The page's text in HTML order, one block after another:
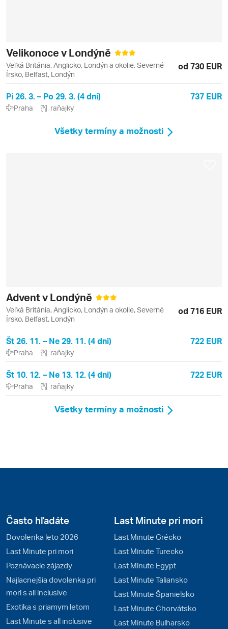
Velikonoce v Londýně
Veľká Británia, Anglicko, Londýn a okolie, Severné
Írsko, Belfast, Londýn
od 730 EUR
Pi 26. 3. – Po 29. 3. (4 dni) 737 EUR
Praha raňajky
Všetky termíny a možnosti
Advent v Londýně
Veľká Británia, Anglicko, Londýn a okolie, Severné
Írsko, Belfast, Londýn
od 716 EUR
Št 26. 11. – Ne 29. 11. (4 dni) 722 EUR
Praha raňajky
Št 10. 12. – Ne 13. 12. (4 dni) 722 EUR
Praha raňajky
Všetky termíny a možnosti
Často hľadáte
Dovolenka leto 2026
Last Minute pri mori
Poznávacie zájazdy
Najlacnejšia dovolenka pri
mori s all inclusive
Exotika s priamym letom
Last Minute s all inclusive
Last Minute pri mori
Last Minute Grécko
Last Minute Turecko
Last Minute Egypt
Last Minute Taliansko
Last Minute Španielsko
Last Minute Chorvátsko
Last Minute Bulharsko